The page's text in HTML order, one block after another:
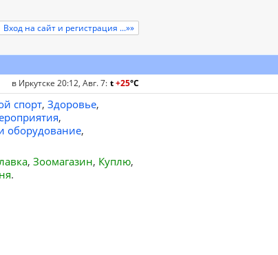
Вход на сайт и регистрация ...»»
в Иркутске 20:12, Авг. 7: t+25°C
спорт, Здоровье,
,
оборудование,
, Зоомагазин, Куплю,
.